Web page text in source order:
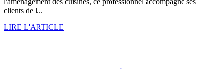
l'aménagement des cuisines, ce professionnel accompagne ses
clients de l...
LIRE L'ARTICLE